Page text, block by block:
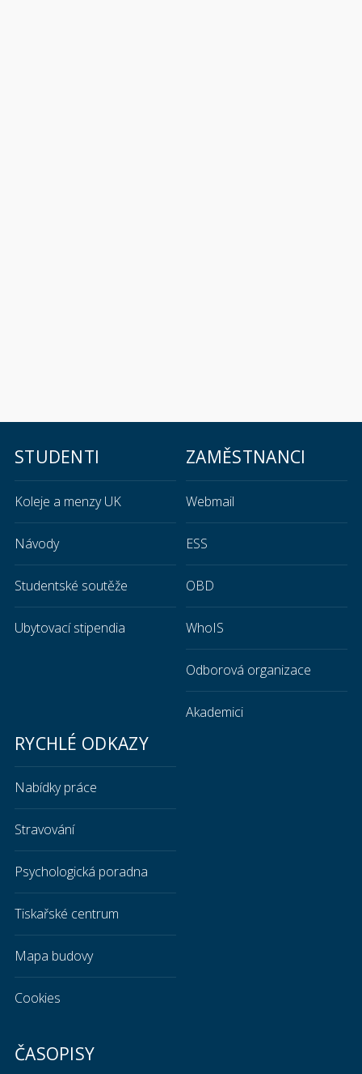
STUDENTI
Koleje a menzy UK
Návody
Studentské soutěže
Ubytovací stipendia
ZAMĚSTNANCI
Webmail
ESS
OBD
WhoIS
Odborová organizace
Akademici
RYCHLÉ ODKAZY
Nabídky práce
Stravování
Psychologická poradna
Tiskařské centrum
Mapa budovy
Cookies
ČASOPISY